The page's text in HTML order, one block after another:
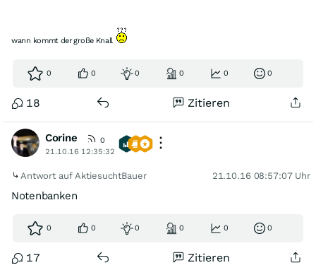
wann kommt der große Knall
0 0 0 0 0 0
18 Zitieren
Corine
0
21.10.16 12:35:32
Antwort auf AktiesuchtBauer 21.10.16 08:57:07 Uhr
Notenbanken
0 0 0 0 0 0
17 Zitieren